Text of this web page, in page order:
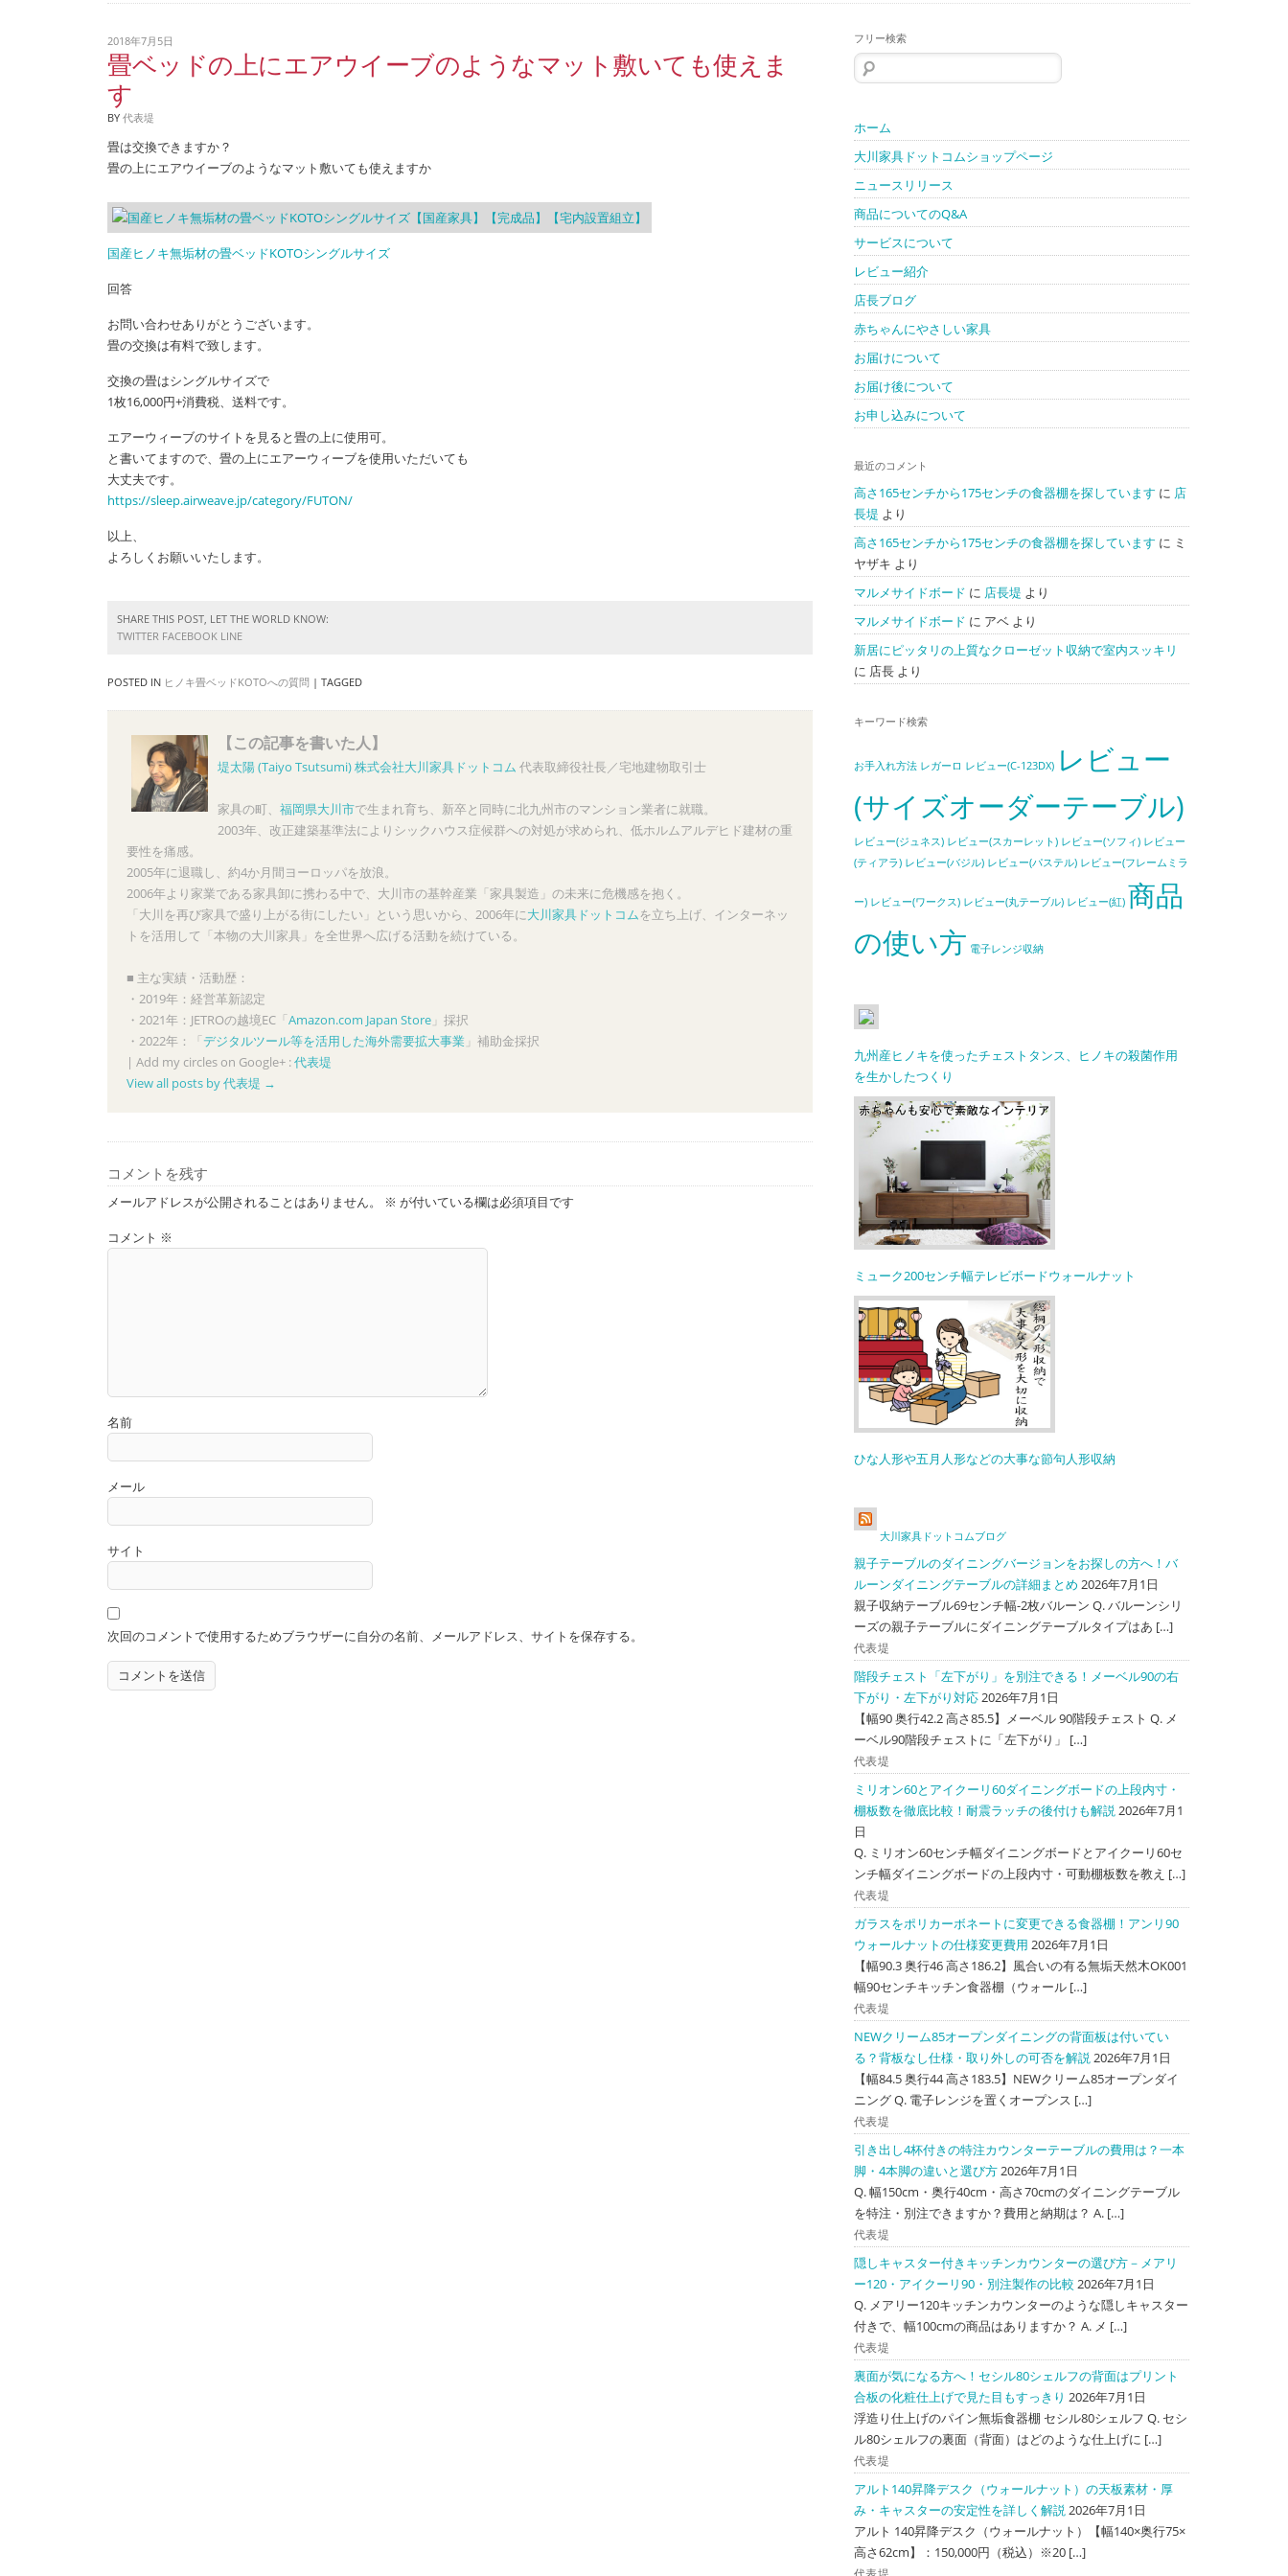
2018年7月5日
畳ベッドの上にエアウイーブのようなマット敷いても使えま
す
BY 代表堤
畳は交換できますか？
畳の上にエアウイーブのようなマット敷いても使えますか
国産ヒノキ無垢材の畳ベッドKOTOシングルサイズ
回答
お問い合わせありがとうございます。
畳の交換は有料で致します。
交換の畳はシングルサイズで
1枚16,000円+消費税、送料です。
エアーウィーブのサイトを見ると畳の上に使用可。
と書いてますので、畳の上にエアーウィーブを使用いただいても
大丈夫です。
https://sleep.airweave.jp/category/FUTON/
以上、
よろしくお願いいたします。
SHARE THIS POST, LET THE WORLD KNOW:
TWITTER FACEBOOK LINE
POSTED IN ヒノキ畳ベッドKOTOへの質問 | TAGGED
【この記事を書いた人】
堤太陽 (Taiyo Tsutsumi)株式会社大川家具ドットコム 代表取締役社長／宅地建物取引士
家具の町、 福岡県大川市で生まれ育ち、新卒と同時に北九州市のマンション業者に就職。
2003年、改正建築基準法によりシックハウス症候群への対処が求められ、低ホルムアルデヒド建材の重
要性を痛感。
2005年に退職し、約4か月間ヨーロッパを放浪。
2006年より家業である家具卸に携わる中で、大川市の基幹産業「家具製造」の未来に危機感を抱く。
「大川を再び家具で盛り上がる街にしたい」という思いから、2006年に大川家具ドットコムを立ち上げ、インターネッ
トを活用して「本物の大川家具」を全世界へ広げる活動を続けている。
■ 主な実績・活動歴：
・2019年：経営革新認定
・2021年：JETROの越境EC「Amazon.com Japan Store 」採択
・2022年：「デジタルツール等を活用した海外需要拡大事業 」補助金採択
| Add my circles on Google+ :代表堤
View all posts by 代表堤 →
コメントを残す
メールアドレスが公開されることはありません。 ※ が付いている欄は必須項目です
コメント ※
名前
メール
サイト
次回のコメントで使用するためブラウザーに自分の名前、メールアドレス、サイトを保存する。
フリー検索
検
索:
ホーム
大川家具ドットコムショップページ
ニュースリリース
商品についてのQ&A
サービスについて
レビュー紹介
店長ブログ
赤ちゃんにやさしい家具
お届けについて
お届け後について
お申し込みについて
最近のコメント
高さ165センチから175センチの食器棚を探しています に 店
長堤 より
高さ165センチから175センチの食器棚を探しています に ミ
ヤザキ より
マルメサイドボード に 店長堤 より
マルメサイドボード に アベより
新居にピッタリの上質なクローゼット収納で室内スッキリ
に 店長より
キーワード検索
お手入れ方法 レガーロ レビュー(C-123DX) レビュー
(サイズオーダーテーブル)
レビュー(ジュネス) レビュー(スカーレット) レビュー(ソフィ) レビュー
(ティアラ) レビュー(バジル) レビュー(パステル) レビュー(フレームミラ
ー) レビュー(ワークス) レビュー(丸テーブル) レビュー(紅) 商品
の使い方 電子レンジ収納
九州産ヒノキを使ったチェストタンス、ヒノキの殺菌作用
を生かしたつくり
ミューク200センチ幅テレビボードウォールナット
ひな人形や五月人形などの大事な節句人形収納
大川家具ドットコムブログ
親子テーブルのダイニングバージョンをお探しの方へ！バ
ルーンダイニングテーブルの詳細まとめ 2026年7月1日
親子収納テーブル69センチ幅-2枚バルーン Q. バルーンシリ
ーズの親子テーブルにダイニングテーブルタイプはあ […]
代表堤
階段チェスト「左下がり」を別注できる！メーベル90の右
下がり・左下がり対応 2026年7月1日
【幅90 奥行42.2 高さ85.5】メーベル 90階段チェスト Q. メ
ーベル90階段チェストに「左下がり」 […]
代表堤
ミリオン60とアイクーリ60ダイニングボードの上段内寸・
棚板数を徹底比較！耐震ラッチの後付けも解説 2026年7月1
日
Q. ミリオン60センチ幅ダイニングボードとアイクーリ60セ
ンチ幅ダイニングボードの上段内寸・可動棚板数を教え […]
代表堤
ガラスをポリカーボネートに変更できる食器棚！アンリ90
ウォールナットの仕様変更費用 2026年7月1日
【幅90.3 奥行46 高さ186.2】風合いの有る無垢天然木OK001
幅90センチキッチン食器棚（ウォール […]
代表堤
NEWクリーム85オープンダイニングの背面板は付いてい
る？背板なし仕様・取り外しの可否を解説 2026年7月1日
【幅84.5 奥行44 高さ183.5】NEWクリーム85オープンダイ
ニング Q. 電子レンジを置くオープンス […]
代表堤
引き出し4杯付きの特注カウンターテーブルの費用は？一本
脚・4本脚の違いと選び方 2026年7月1日
Q. 幅150cm・奥行40cm・高さ70cmのダイニングテーブル
を特注・別注できますか？費用と納期は？ A. […]
代表堤
隠しキャスター付きキッチンカウンターの選び方－メアリ
ー120・アイクーリ90・別注製作の比較 2026年7月1日
Q. メアリー120キッチンカウンターのような隠しキャスター
付きで、幅100cmの商品はありますか？ A. メ […]
代表堤
裏面が気になる方へ！セシル80シェルフの背面はプリント
合板の化粧仕上げで見た目もすっきり 2026年7月1日
浮造り仕上げのパイン無垢食器棚 セシル80シェルフ Q. セシ
ル80シェルフの裏面（背面）はどのような仕上げに […]
代表堤
アルト140昇降デスク（ウォールナット）の天板素材・厚
み・キャスターの安定性を詳しく解説 2026年7月1日
アルト 140昇降デスク（ウォールナット）【幅140×奥行75×
高さ62cm】：150,000円（税込）※20 […]